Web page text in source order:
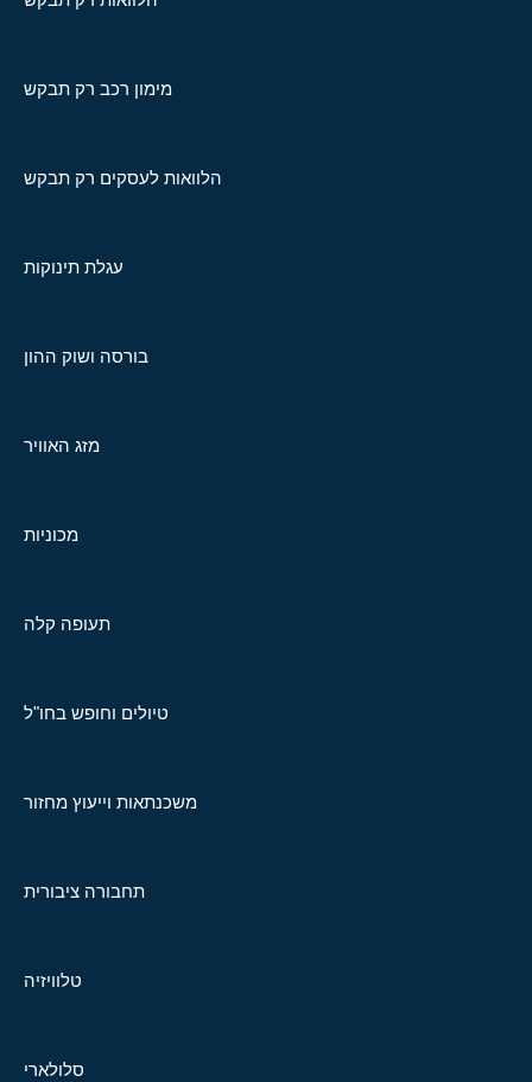
מימון רכב רק תבקש
הלוואות לעסקים רק תבקש
עגלת תינוקות
בורסה ושוק ההון
מזג האוויר
מכוניות
תעופה קלה
טיולים וחופש בחו"ל
משכנתאות וייעוץ מחזור
תחבורה ציבורית
טלוויזיה
סלולארי